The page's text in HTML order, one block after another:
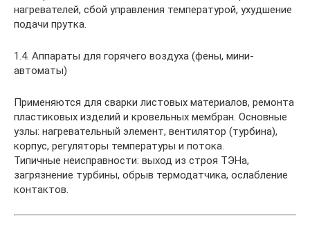
нагревателей, сбой управления температурой, ухудшение
подачи прутка.
1.4. Аппараты для горячего воздуха (фены, мини-
автоматы)
Применяются для сварки листовых материалов, ремонта
пластиковых изделий и кровельных мембран. Основные
узлы: нагревательный элемент, вентилятор (турбина),
корпус, регуляторы температуры и потока.
Типичные неисправности: выход из строя ТЭНа,
загрязнение турбины, обрыв термодатчика, ослабление
контактов.